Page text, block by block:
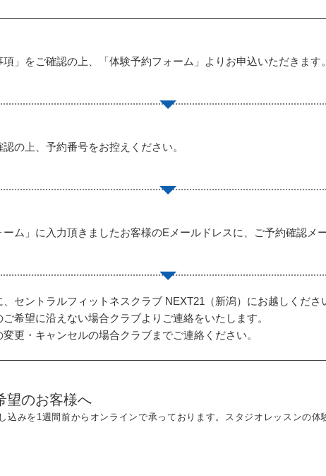
」をご確認の上、「体験予約フォーム」よりお申込いただきます。
の上、予約番号をお控えください。
ーム」に入力頂きましたお客様のEメールドレスに、ご予約確認メ
、セントラルフィットネスクラブ NEXT21（新潟）にお越しくださ
希望に沿えない場合クラブよりご連絡をいたします。
更・キャンセルの場合クラブまでご連絡ください。
望のお客様へ
込みを1週間前からオンラインで承っております。スタジオレッスンの